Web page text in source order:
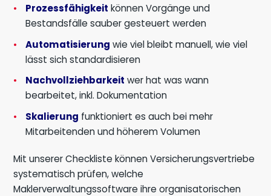
Prozessfähigkeit können Vorgänge und
Bestandsfälle sauber gesteuert werden
Automatisierung wie viel bleibt manuell, wie viel
lässt sich standardisieren
Nachvollziehbarkeit wer hat was wann
bearbeitet, inkl. Dokumentation
Skalierung funktioniert es auch bei mehr
Mitarbeitenden und höherem Volumen
Mit unserer Checkliste können Versicherungsvertriebe
systematisch prüfen, welche
Maklerverwaltungssoftware ihre organisatorischen